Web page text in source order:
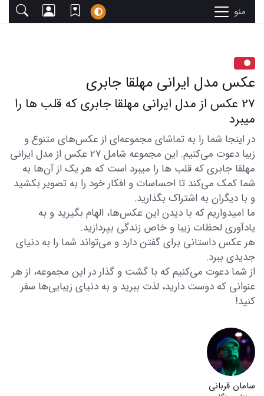
منو
عکس مدل ایرانی مهلقا جابری
27 عکس از مدل ایرانی مهلقا جابری که قلب ها را
میبرد
در اینجا شما را به تماشای مجموعه‌ای از عکس‌های متنوع و
زیبا دعوت می‌کنیم. این مجموعه شامل 27 عکس از مدل ایرانی
مهلقا جابری که قلب ها را میبرد است که هر یک از آن‌ها به
شما کمک می‌کند تا احساسات و افکار خود را به تصویر بکشید
و با دیگران به اشتراک بگذارید.
ما امیدواریم که با دیدن این عکس‌ها، الهام بگیرید و به
یادآوری لحظات زیبا و خاص زندگی بپردازید.
هر عکس داستانی برای گفتن دارد و می‌تواند شما را به دنیای
جدیدی ببرد.
از شما دعوت می‌کنیم که با گشت و گذار در این مجموعه، از هر
عنوانی که دوست دارید، لذت ببرید و به دنیای زیبایی‌ها سفر
کنید!
سامان قربانی